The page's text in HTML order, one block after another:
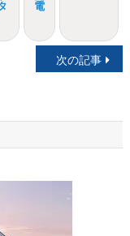
電
次の記事